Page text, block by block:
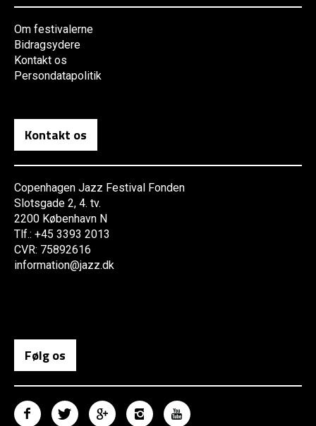
Om festivalerne
Bidragsydere
Kontakt os
Persondatapolitik
Kontakt os
Copenhagen Jazz Festival Fonden
Slotsgade 2, 4. tv.
2200 København N
Tlf.: +45 3393 2013
CVR: 75892616
information@jazz.dk
Følg os